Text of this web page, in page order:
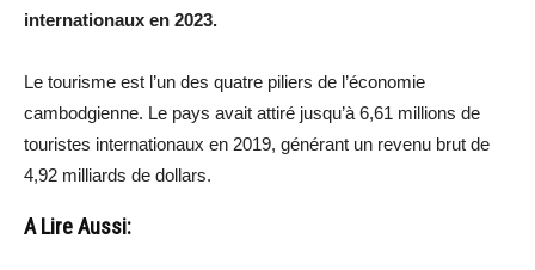
internationaux en 2023.
Le tourisme est l’un des quatre piliers de l’économie
cambodgienne. Le pays avait attiré jusqu’à 6,61 millions de
touristes internationaux en 2019, générant un revenu brut de
4,92 milliards de dollars.
A Lire Aussi: